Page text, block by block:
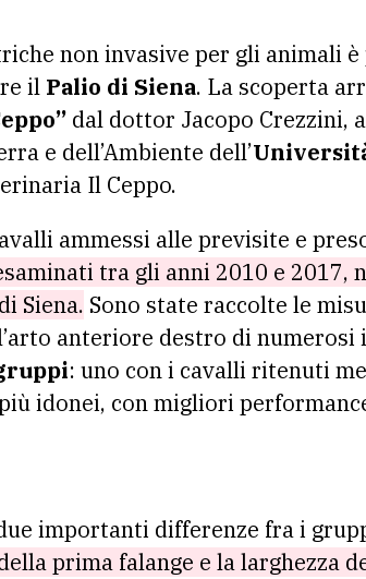
non invasive per gli animali
il Palio di Siena. La scoperta
dal dottor Jacopo Crezzini,
e dell’Ambiente dell’
Il Ceppo.
ammessi alle previsite e
tra gli anni 2010 e 2017,
Siena. Sono state raccolte le
anteriore destro di
: uno con i cavalli ritenuti
idonei, con migliori
importanti differenze fra i
prima falange e la larghezza